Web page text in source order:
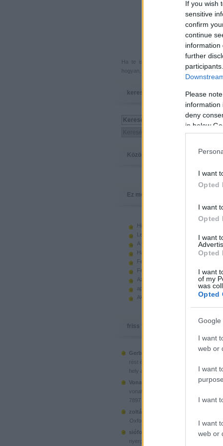
If you wish
sensitive
confirm
continue
information
further
Please
information
deny
in below
I want
Opted
I want
Opted
I want
Opted
I want
of my
was
Opted
Google
I want
web or
I want
I want
I want
web or
Ha te is küldenél egy végigjátszást,
hogyan, hova, mikor, kivel és miért,
keresés
Közösség
Ez megy
Hiányzó elemek beszerzése
Legoland Németország 2010
A kastélyok képes története
Használt legót piacról
Feltörjük a legó ugart
Fehérítsd ki!
Az Indiana Jones készletek
apró. hirdetés.
Akciók, újdonságok a polcon,
friss topikok
Gerberus:
Mostanra már a Lego is
rést é...
hely a klónoknak
Vonatotkeresek1:
@BorZol: Üdv, hol
vonatot venni...
7897 Passenger Train
zoltán999:
Oxford, a dél-koreai klón
siófoki35:
A platós teherautó
nyergesvonta...